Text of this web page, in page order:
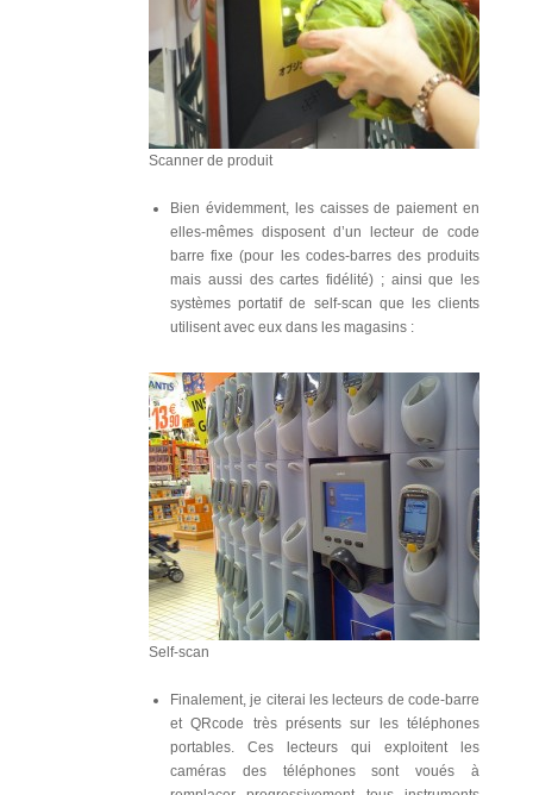
Scanner de produit
Bien évidemment, les caisses de paiement en
elles-mêmes disposent d’un lecteur de code
barre fixe (pour les codes-barres des produits
mais aussi des cartes fidélité) ; ainsi que les
systèmes portatif de self-scan que les clients
utilisent avec eux dans les magasins :
Self-scan
Finalement, je citerai les lecteurs de code-barre
et QRcode très présents sur les téléphones
portables. Ces lecteurs qui exploitent les
caméras des téléphones sont voués à